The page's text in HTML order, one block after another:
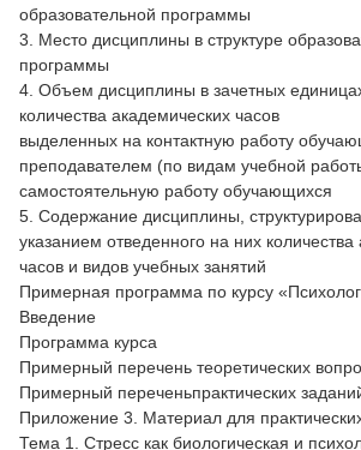
образовательной программы
3. Место дисциплины в структуре
программы
4. Объем дисциплины в зачетных
количества академических часов
выделенных на контактную работу
преподавателем (по видам учебной
самостоятельную работу обучающихся
5. Содержание дисциплины,
указанием отведенного на них количества
часов и видов учебных занятий
Примерная программа по курсу
Введение
Программа курса
Примерный перечень теоретических
Примерный переченьпрактических
Приложение 3. Материал для
Тема 1. Стресс как биологическая и